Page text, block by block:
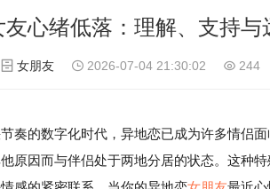
心绪低落：理解、支持与
女朋友 2026-07-04 21:30:02 244
奏的数字化时代，异地恋已成为许多情侣
原因而与伴侣处于两地分居的状态。这种